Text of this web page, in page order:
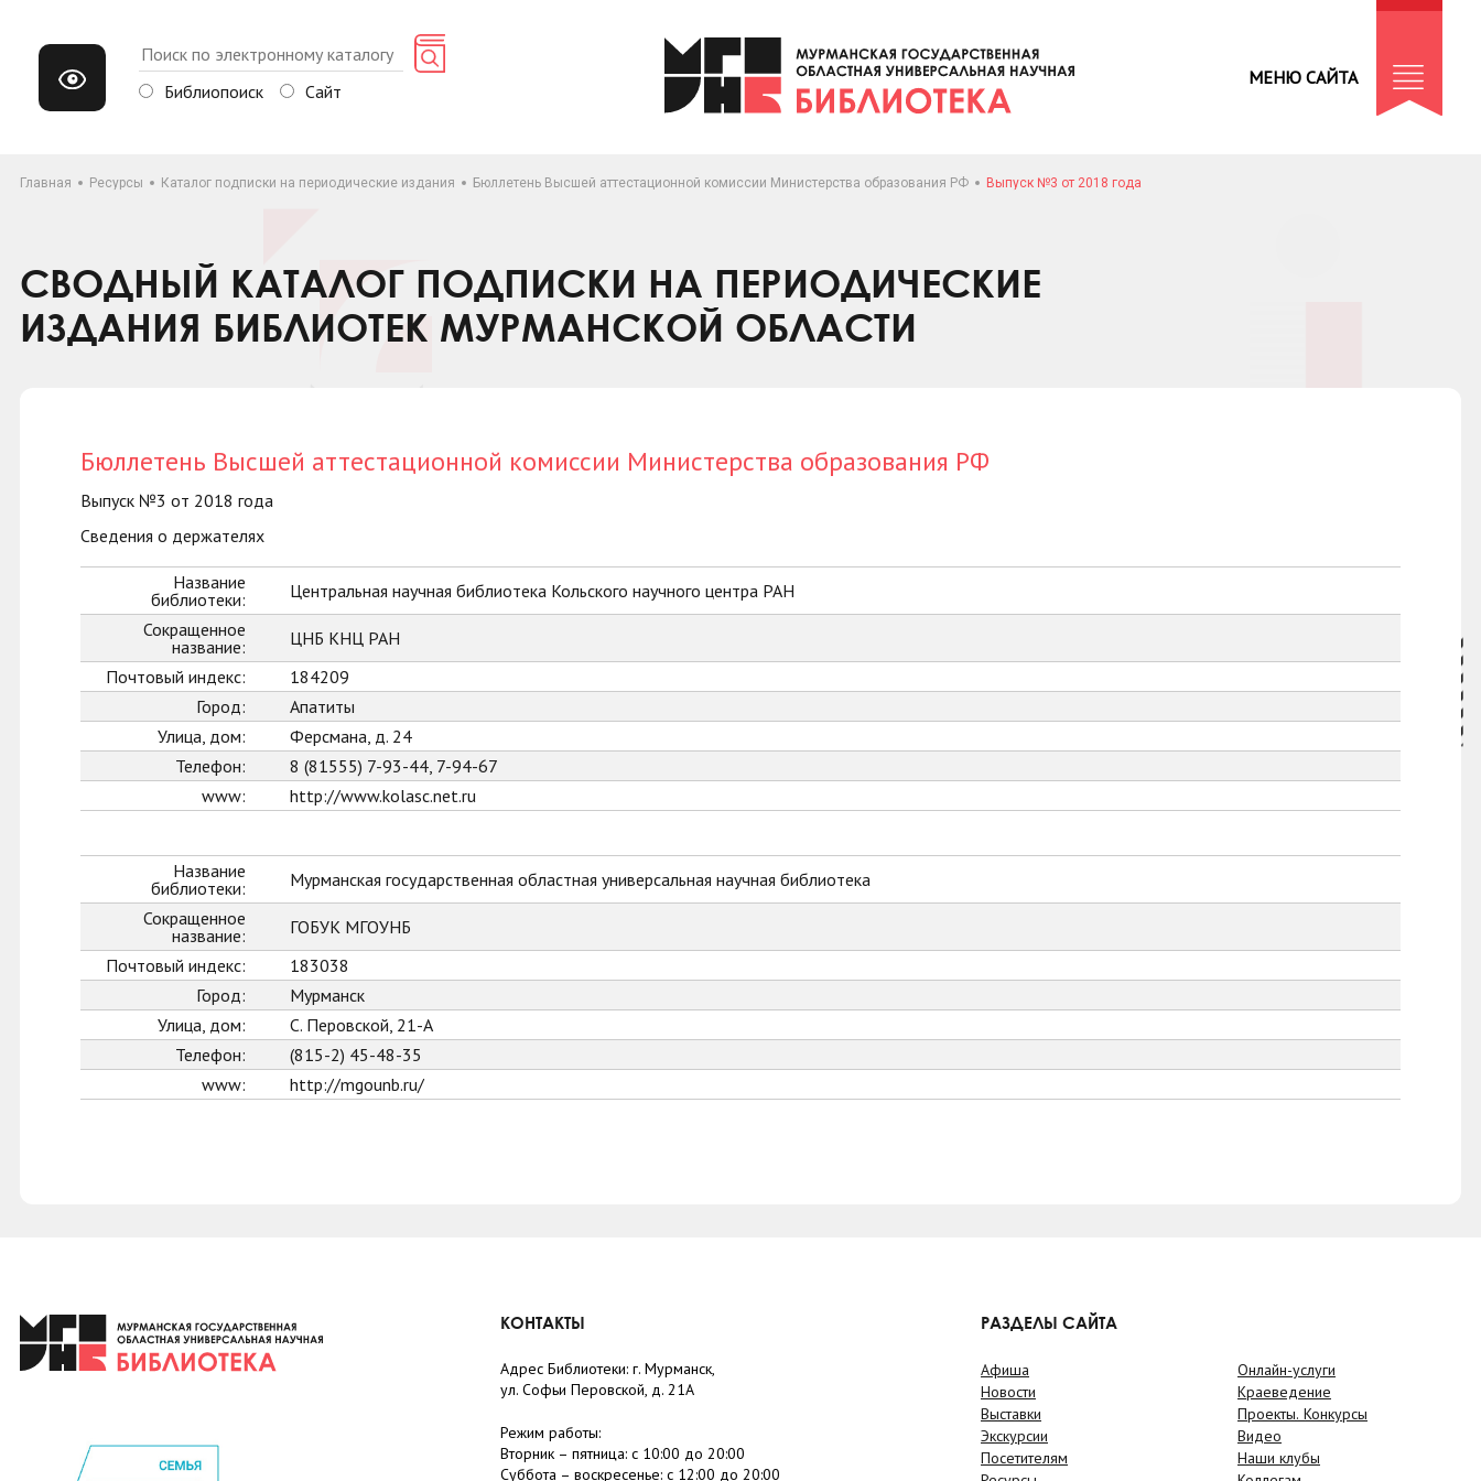
Библиопоиск Сайт
МЕНЮ САЙТА
Главная Ресурсы Каталог подписки на периодические издания Бюллетень Высшей аттестационной комиссии Министерства образования РФ Выпуск №3 от 2018 года
СВОДНЫЙ КАТАЛОГ ПОДПИСКИ НА ПЕРИОДИЧЕСКИЕ
ИЗДАНИЯ БИБЛИОТЕК МУРМАНСКОЙ ОБЛАСТИ
Бюллетень Высшей аттестационной комиссии Министерства образования РФ
Выпуск №3 от 2018 года
Сведения о держателях
Название
библиотеки:
Центральная научная библиотека Кольского научного центра РАН
Сокращенное
название:
ЦНБ КНЦ РАН
Почтовый индекс:
184209
Город:
Апатиты
Улица, дом:
Ферсмана, д. 24
Телефон:
8 (81555) 7-93-44, 7-94-67
www:
http://www.kolasc.net.ru
Название
библиотеки:
Мурманская государственная областная универсальная научная библиотека
Сокращенное
название:
ГОБУК МГОУНБ
Почтовый индекс:
183038
Город:
Мурманск
Улица, дом:
С. Перовской, 21-А
Телефон:
(815-2) 45-48-35
www:
http://mgounb.ru/
КОНТАКТЫ
Адрес Библиотеки: г. Мурманск,
ул. Софьи Перовской, д. 21А
Режим работы:
Вторник – пятница: с 10:00 до 20:00
Суббота – воскресенье: c 12:00 до 20:00
РАЗДЕЛЫ САЙТА
Афиша
Новости
Выставки
Экскурсии
Посетителям
Онлайн-услуги
Краеведение
Проекты. Конкурсы
Видео
Наши клубы